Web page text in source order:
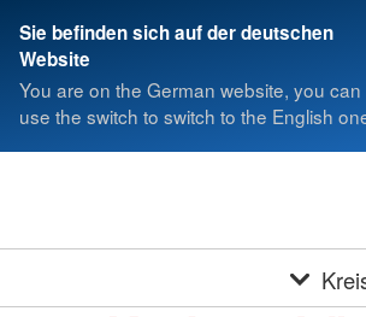
Sie befinden sich auf der deutschen
Website
You are on the German website, you can
use the switch to switch to the English